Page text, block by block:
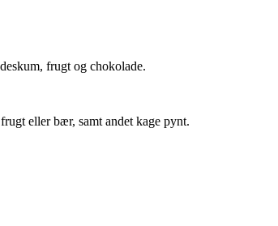
frugt og chokolade.
eller bær, samt andet kage pynt.